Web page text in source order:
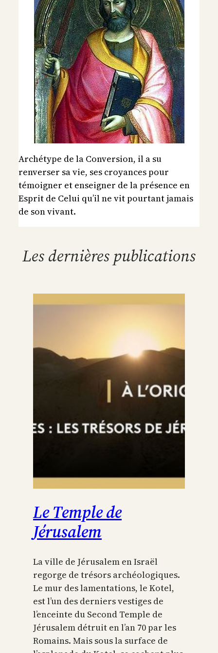
Archétype de la Conversion, il a su
renverser sa vie, ses croyances pour
témoigner et enseigner de la présence en
Esprit de Celui qu’il ne vit pourtant jamais
de son vivant.
Les dernières publications
Le Temple de
Jérusalem
La ville de Jérusalem en Israël
regorge de trésors archéologiques.
Le mur des lamentations, le Kotel,
est l’un des derniers vestiges de
l’enceinte du Second Temple de
Jérusalem détruit en l’an 70 par les
Romains. Mais sous la surface de